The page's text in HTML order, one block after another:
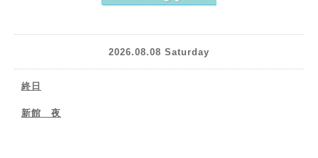
2026.08.08 Saturday
終日
新館 夜